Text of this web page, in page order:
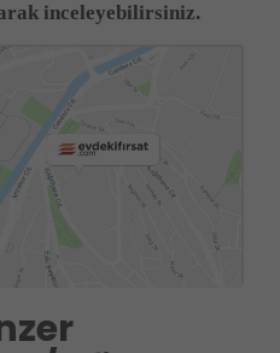
inceleyebilirsiniz.